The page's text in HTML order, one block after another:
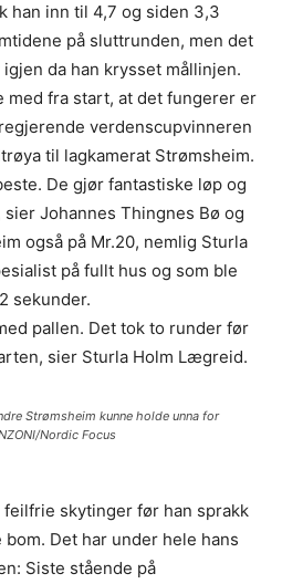
han inn til 4,7 og siden 3,3
på sluttrunden, men det
da han krysset mållinjen.
med fra start, at det fungerer er
verdenscupvinneren
til lagkamerat Strømsheim.
De gjør fantastiske løp og
Johannes Thingnes Bø og
også på Mr.20, nemlig Sturla
på fullt hus og som ble
sekunder.
pallen. Det tok to runder før
sier Sturla Holm Lægreid.
Strømsheim kunne holde unna for
Nordic Focus
skytinger før han sprakk
Det har under hele hans
Siste stående på